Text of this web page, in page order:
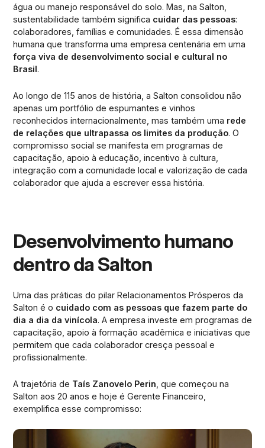
água ou manejo responsável do solo. Mas, na Salton,
sustentabilidade também significa cuidar das pessoas:
colaboradores, famílias e comunidades. É essa dimensão
humana que transforma uma empresa centenária em uma
força viva de desenvolvimento social e cultural no
Brasil.
Ao longo de 115 anos de história, a Salton consolidou não
apenas um portfólio de espumantes e vinhos
reconhecidos internacionalmente, mas também uma rede
de relações que ultrapassa os limites da produção. O
compromisso social se manifesta em programas de
capacitação, apoio à educação, incentivo à cultura,
integração com a comunidade local e valorização de cada
colaborador que ajuda a escrever essa história.
Desenvolvimento humano
dentro da Salton
Uma das práticas do pilar Relacionamentos Prósperos da
Salton é o cuidado com as pessoas que fazem parte do
dia a dia da vinícola. A empresa investe em programas de
capacitação, apoio à formação acadêmica e iniciativas que
permitem que cada colaborador cresça pessoal e
profissionalmente.
A trajetória de Taís Zanovelo Perin , que começou na
Salton aos 20 anos e hoje é Gerente Financeiro,
exemplifica esse compromisso: